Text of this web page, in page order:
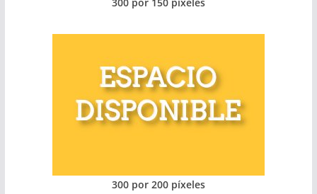
300 por 200 píxeles